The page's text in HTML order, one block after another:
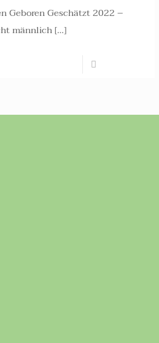
Geboren Geschätzt 2022 –
männlich[…]